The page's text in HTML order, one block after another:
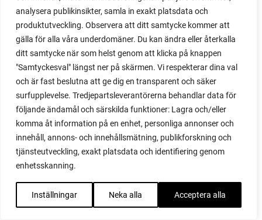
analysera publikinsikter, samla in exakt platsdata och
produktutveckling. Observera att ditt samtycke kommer att
gälla för alla våra underdomäner. Du kan ändra eller återkalla
ditt samtycke när som helst genom att klicka på knappen
"Samtyckesval" längst ner på skärmen. Vi respekterar dina val
och är fast beslutna att ge dig en transparent och säker
surfupplevelse. Tredjepartsleverantörerna behandlar data för
följande ändamål och särskilda funktioner: Lagra och/eller
komma åt information på en enhet, personliga annonser och
innehåll, annons- och innehållsmätning, publikforskning och
tjänsteutveckling, exakt platsdata och identifiering genom
enhetsskanning.
Inställningar Neka alla Acceptera alla
red noodle
redskap
reklamblad
Remonterande
rengöring
rephängare
riga
riktning
ringblommor
Rockwool
Rödbeta
rödbetor
rödkål
rönnbärsmal
Rootmaster